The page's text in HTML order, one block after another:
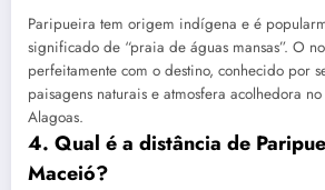
Paripueira tem origem indígena e é
significado de “praia de águas mansas”. O
perfeitamente com o destino, conhecido por
paisagens naturais e atmosfera acolhedora
Alagoas.
4. Qual é a distância de
Maceió?